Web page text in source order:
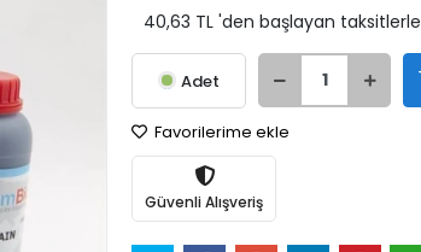
40,63 TL 'den başlayan taksitlerle
Adet
Favorilerime ekle
Güvenli Alışveriş